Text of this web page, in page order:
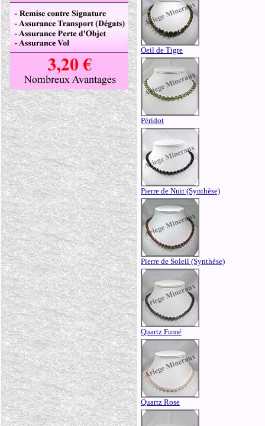
Oeil de Tigre
Péridot
Pierre de Nuit (Synthèse)
Pierre de Soleil (Synthèse)
Quartz Fumé
Quartz Rose